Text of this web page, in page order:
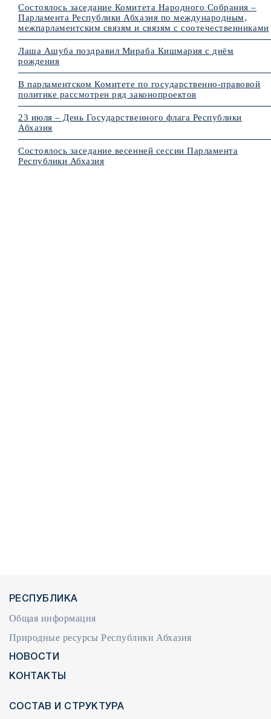
Состоялось заседание Комитета Народного Собрания –
Парламента Республики Абхазия по международным,
межпарламентским связям и связям с соотечественниками
Лаша Ашуба поздравил Мираба Кишмария с днём
рождения
В парламентском Комитете по государственно-правовой
политике рассмотрен ряд законопроектов
23 июля – День Государственного флага Республики
Абхазия
Состоялось заседание весенней сессии Парламента
Республики Абхазия
РЕСПУБЛИКА
Общая информация
Природные ресурсы Республики Абхазия
НОВОСТИ
КОНТАКТЫ
СОСТАВ И СТРУКТУРА